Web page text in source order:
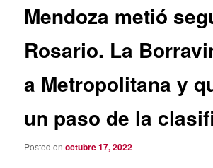
Mendoza metió
Rosario. La
a Metropolitana y
un paso de la
Posted onoctubre 17, 2022